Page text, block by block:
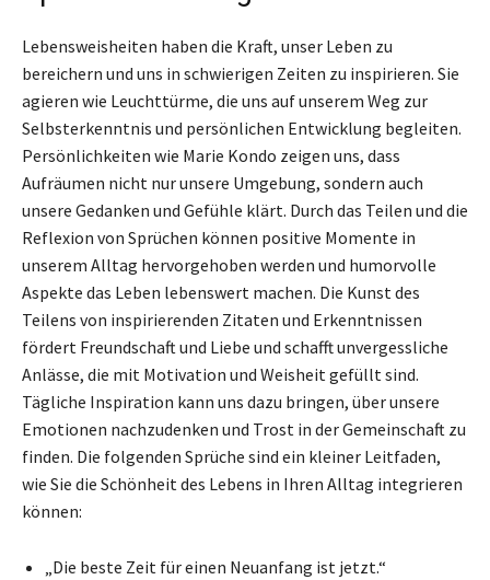
Lebensweisheiten haben die Kraft, unser Leben zu
bereichern und uns in schwierigen Zeiten zu inspirieren. Sie
agieren wie Leuchttürme, die uns auf unserem Weg zur
Selbsterkenntnis und persönlichen Entwicklung begleiten.
Persönlichkeiten wie Marie Kondo zeigen uns, dass
Aufräumen nicht nur unsere Umgebung, sondern auch
unsere Gedanken und Gefühle klärt. Durch das Teilen und die
Reflexion von Sprüchen können positive Momente in
unserem Alltag hervorgehoben werden und humorvolle
Aspekte das Leben lebenswert machen. Die Kunst des
Teilens von inspirierenden Zitaten und Erkenntnissen
fördert Freundschaft und Liebe und schafft unvergessliche
Anlässe, die mit Motivation und Weisheit gefüllt sind.
Tägliche Inspiration kann uns dazu bringen, über unsere
Emotionen nachzudenken und Trost in der Gemeinschaft zu
finden. Die folgenden Sprüche sind ein kleiner Leitfaden,
wie Sie die Schönheit des Lebens in Ihren Alltag integrieren
können:
„Die beste Zeit für einen Neuanfang ist jetzt.“